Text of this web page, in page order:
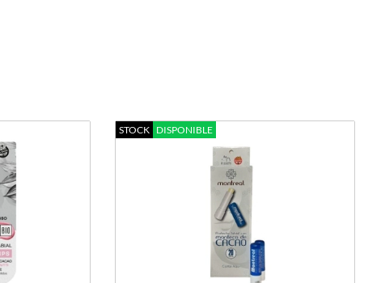
STOCK DISPONIBLE